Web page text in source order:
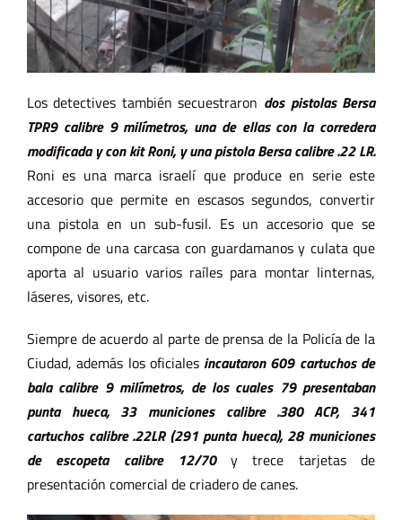
Los detectives también secuestraron dos pistolas Bersa
TPR9 calibre 9 milímetros, una de ellas con la corredera
modificada y con kit Roni, y una pistola Bersa calibre .22 LR.
Roni es una marca israelí que produce en serie este
accesorio que permite en escasos segundos, convertir
una pistola en un sub-fusil. Es un accesorio que se
compone de una carcasa con guardamanos y culata que
aporta al usuario varios raíles para montar linternas,
láseres, visores, etc.
Siempre de acuerdo al parte de prensa de la Policía de la
Ciudad, además los oficiales incautaron 609 cartuchos de
bala calibre 9 milímetros, de los cuales 79 presentaban
punta hueca, 33 municiones calibre .380 ACP, 341
cartuchos calibre .22LR (291 punta hueca), 28 municiones
de escopeta calibre 12/70
y trece tarjetas de
presentación comercial de criadero de canes.